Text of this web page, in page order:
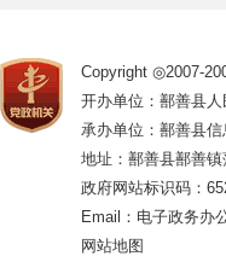
Copyright ◎2007-
开办单位：鄯善县
承办单位：鄯善县信
地址：鄯善县鄯善
政府网站标识码：
Email：电子政务办
网站地图